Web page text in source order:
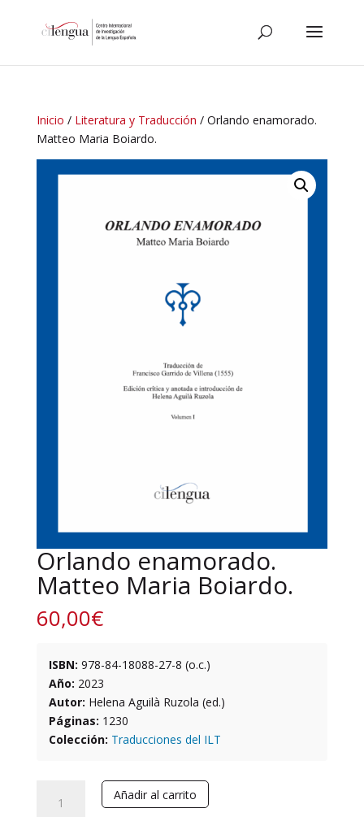
Inicio / Literatura y Traducción / Orlando enamorado.
Matteo Maria Boiardo.
Orlando enamorado.
Matteo Maria Boiardo.
60,00€
ISBN: 978-84-18088-27-8 (o.c.)
Año: 2023
Autor: Helena Aguilà Ruzola (ed.)
Páginas: 1230
Colección: Traducciones del ILT
enamorado.
Añadir al carrito